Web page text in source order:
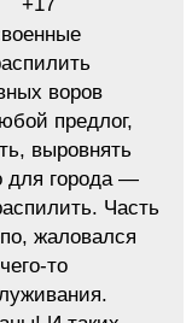
воров
предлог,
выровнять
для города —
Часть
жаловался
то